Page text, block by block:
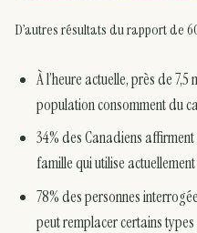
D’autres résultats du rapport de
À l’heure actuelle, près de
population consomment du
34% des Canadiens
famille qui utilise
78% des personnes
peut remplacer certains